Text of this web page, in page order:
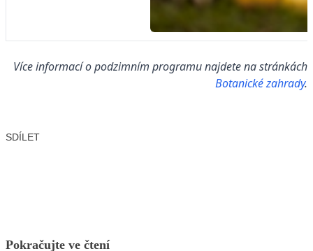
Více informací o podzimním programu najdete na stránkách
Botanické zahrady.
SDÍLET
Pokračujte ve čtení